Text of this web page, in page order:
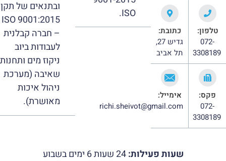
טלפון:
072-
3308189
כתובת:
גדיש 27,
תל אביב
פקס:
072-
3308189
אימייל:
richi.sheivot@gmail.com
ISO.
ובתנאים של תקן
ISO 9001:2015
– חברה קבלנית
לעבודות ביוב
ניקוז מים ותחנות
שאיבה (מערכת
ניהול איכות
מאושרת).
שעות פעילות:24 שעות 6 ימים בשבוע